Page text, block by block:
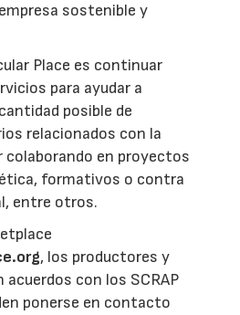
sostenible y
Place es continuar
para ayudar a
posible de
relacionados con la
colaborando en proyectos
formativos o contra
entre otros.
, los productores y
con los SCRAP
ponerse en contacto